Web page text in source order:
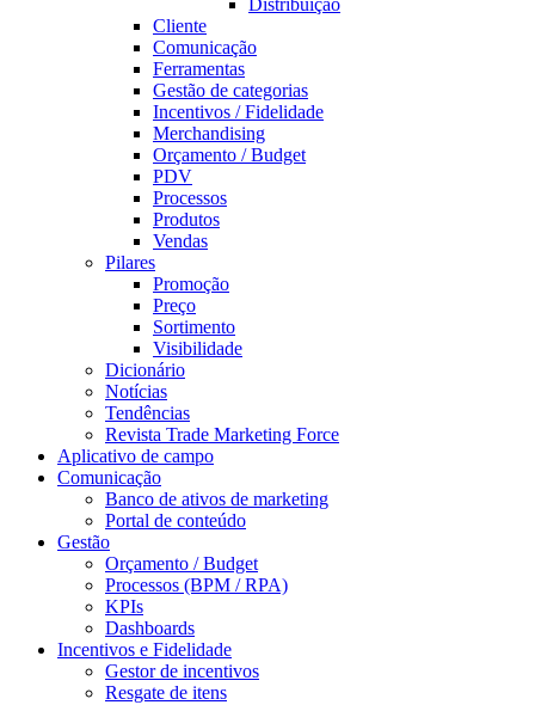
Distribuição
Cliente
Comunicação
Ferramentas
Gestão de categorias
Incentivos / Fidelidade
Merchandising
Orçamento / Budget
PDV
Processos
Produtos
Vendas
Pilares
Promoção
Preço
Sortimento
Visibilidade
Dicionário
Notícias
Tendências
Revista Trade Marketing Force
Aplicativo de campo
Comunicação
Banco de ativos de marketing
Portal de conteúdo
Gestão
Orçamento / Budget
Processos (BPM / RPA)
KPIs
Dashboards
Incentivos e Fidelidade
Gestor de incentivos
Resgate de itens